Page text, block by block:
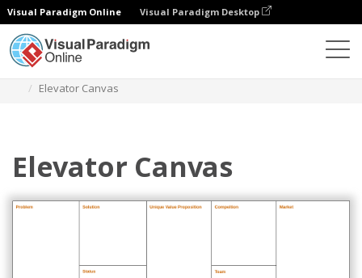
Visual Paradigm Online Visual Paradigm Desktop
Elevator Canvas
Elevator Canvas